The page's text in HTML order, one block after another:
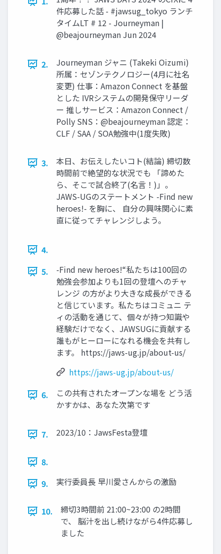
件応募した話 - #jawsug_tokyo ランチ
タイムLT # 12 - Journeyman |
@beajourneyman Jun 2024
2.
Journeyman ジャニ (Takeki Oizumi)
所属：セゾンテクノロジー(4月に社名
変更) 仕事：Amazon Connect を基盤
とした IVRシステムの開発保守リーダ
ー 推しサービス：Amazon Connect /
Polly SNS：@beajourneyman 認定：
CLF / SAA / SOA勉強中(1度失敗)
3.
本日、お伝えしたいコト(結論) 締切数
時間前で絶望的な状況でも 「諦めた
ら、そこで試合終了(名言！)」。
JAWS-UGのステートメント -Find new
heroes!- を胸に、 自分の興味関心に素
直に従ってチャレンジしよう。
4.
5.
-Find new heroes!“私たちは100回の
勉強会参加よりも1回の登壇へのチャ
レンジ の方がより大きな成長ができる
と信じています。私たちはコミュニ テ
ィの活動を通じて、個々が持つ知識や
経験だけでなく、JAWSUGに貢献する
誰もがヒーローになれる機会を共有し
ます。 https://jaws-ug.jp/about-us/
https://jaws-ug.jp/about-us/
6.
この共有されたオープンな場を どう活
かすかは、あなた次第です
7. 2023/10：JawsFesta登壇
8.
9.
実行委員長 早川愛さんからの激励
10.
締切3時間前 21:00~23:00 の2時間
で、 脳汁を出し続けながら4件応募し
ました